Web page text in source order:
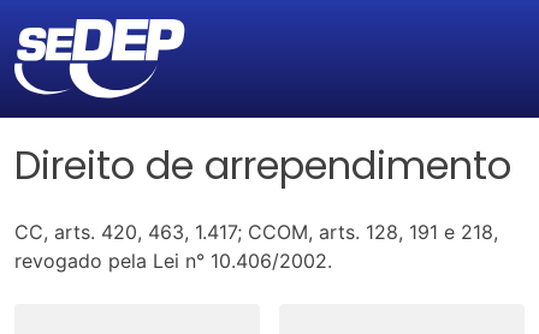
Direito de arrependimento
CC, arts. 420, 463, 1.417; CCOM, arts. 128, 191 e 218,
revogado pela Lei n° 10.406/2002.